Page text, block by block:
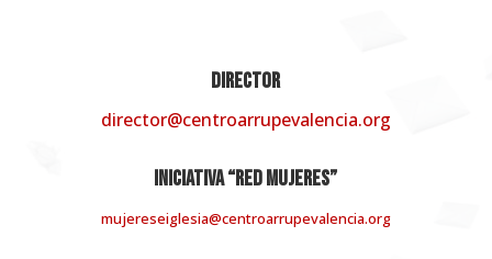
DIRECTOR
director@centroarrupevalencia.org
Iniciativa “RED MUJERES”
mujereseiglesia@centroarrupevalencia.org